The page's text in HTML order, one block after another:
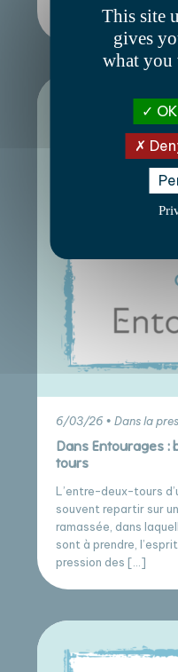
autant que les
6/03/26 • Dans la
Dans Entourages :
tours
L’entre-deux-tours
souvent repartir sur
ramassée, dans
sont à prendre,
pression des […]
This site
gives
what you